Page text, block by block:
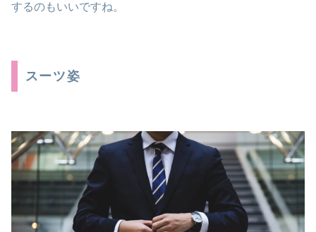
するのもいいですね。
スーツ姿